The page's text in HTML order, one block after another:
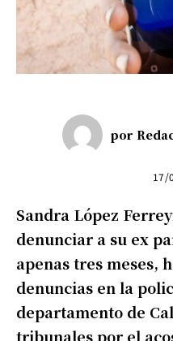
por
17/
Sandra López
denunciar a su ex
apenas tres meses,
denuncias en la
departamento de
tribunales por el